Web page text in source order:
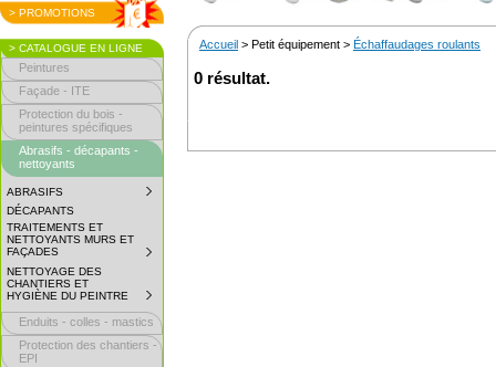
> PROMOTIONS
> CATALOGUE EN LIGNE
Peintures
Façade - ITE
Protection du bois -
peintures spécifiques
Abrasifs - décapants -
nettoyants
ABRASIFS
SUBMENU.
DÉCAPANTS
TRAITEMENTS ET
NETTOYANTS MURS ET
FAÇADES
TO
EXPAND
SUBMENU.
NETTOYAGE DES
CHANTIERS ET
HYGIÈNE DU PEINTRE
COLLAPSED.
CLICK
TO
EXPAND
Enduits - colles - mastics
Protection des chantiers -
EPI
Accueil > Petit équipement > Échaffaudages roulants
0 résultat.